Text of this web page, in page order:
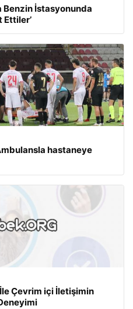
Benzin İstasyonunda
Ettiler’
hastaneye
Çevrim içi İletişimin